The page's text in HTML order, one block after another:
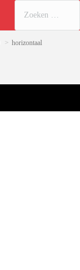
horizontaal